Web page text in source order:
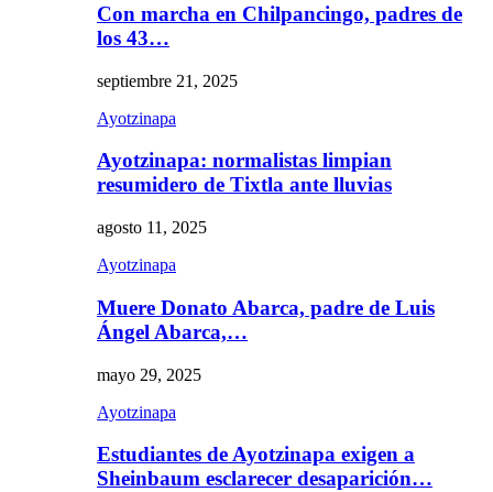
Con marcha en Chilpancingo, padres de
los 43…
septiembre 21, 2025
Ayotzinapa
Ayotzinapa: normalistas limpian
resumidero de Tixtla ante lluvias
agosto 11, 2025
Ayotzinapa
Muere Donato Abarca, padre de Luis
Ángel Abarca,…
mayo 29, 2025
Ayotzinapa
Estudiantes de Ayotzinapa exigen a
Sheinbaum esclarecer desaparición…